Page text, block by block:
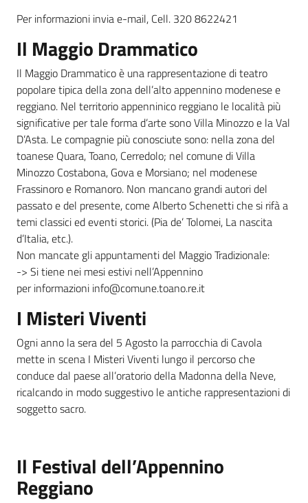
Per informazioni invia e-mail, Cell. 320 8622421
Il Maggio Drammatico
Il Maggio Drammatico è una rappresentazione di teatro
popolare tipica della zona dell’alto appennino modenese e
reggiano. Nel territorio appenninico reggiano le località più
significative per tale forma d’arte sono Villa Minozzo e la Val
D’Asta. Le compagnie più conosciute sono: nella zona del
toanese Quara, Toano, Cerredolo; nel comune di Villa
Minozzo Costabona, Gova e Morsiano; nel modenese
Frassinoro e Romanoro. Non mancano grandi autori del
passato e del presente, come Alberto Schenetti che si rifà a
temi classici ed eventi storici. (Pia de’ Tolomei, La nascita
d’Italia, etc.).
Non mancate gli appuntamenti del Maggio Tradizionale:
-> Si tiene nei mesi estivi nell’Appennino
per informazioni info@comune.toano.re.it
I Misteri Viventi
Ogni anno la sera del 5 Agosto la parrocchia di Cavola
mette in scena I Misteri Viventi lungo il percorso che
conduce dal paese all’oratorio della Madonna della Neve,
ricalcando in modo suggestivo le antiche rappresentazioni di
soggetto sacro.
Il Festival dell’Appennino
Reggiano